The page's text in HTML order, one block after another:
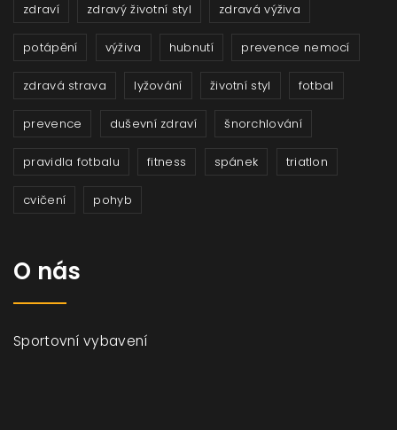
zdraví zdravý životní styl zdravá výživa
potápění výživa hubnutí prevence nemocí
zdravá strava lyžování životní styl fotbal
prevence duševní zdraví šnorchlování
pravidla fotbalu fitness spánek triatlon
cvičení pohyb
O nás
Sportovní vybavení